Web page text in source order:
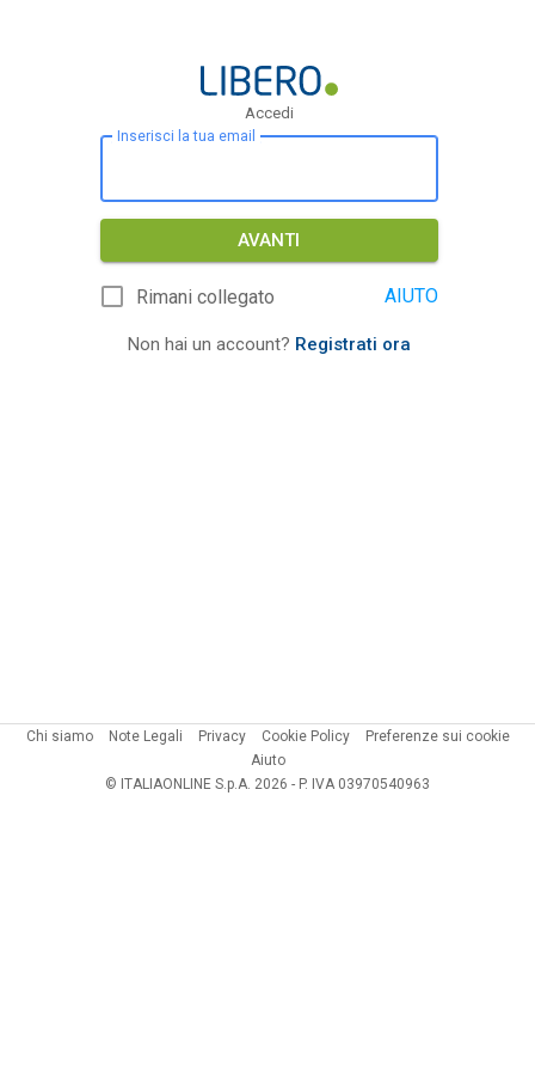
Accedi
Inserisci la tua email
AVANTI
Rimani collegato AIUTO
Non hai un account? Registrati ora
Chi siamo Note Legali Privacy Cookie Policy
Preferenze sui cookie
Aiuto
© ITALIAONLINE S.p.A. 2026 - P. IVA 03970540963